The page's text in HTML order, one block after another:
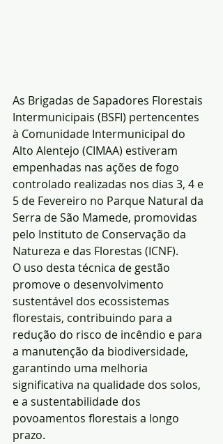
As Brigadas de Sapadores Florestais
Intermunicipais (BSFI) pertencentes
à Comunidade Intermunicipal do
Alto Alentejo (CIMAA) estiveram
empenhadas nas ações de fogo
controlado realizadas nos dias 3, 4 e
5 de Fevereiro no Parque Natural da
Serra de São Mamede, promovidas
pelo Instituto de Conservação da
Natureza e das Florestas (ICNF).
O uso desta técnica de gestão
promove o desenvolvimento
sustentável dos ecossistemas
florestais, contribuindo para a
redução do risco de incêndio e para
a manutenção da biodiversidade,
garantindo uma melhoria
significativa na qualidade dos solos,
e a sustentabilidade dos
povoamentos florestais a longo
prazo.